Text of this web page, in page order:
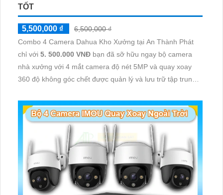
TỐT
5,500,000 ₫
6,500,000 ₫
Combo 4 Camera Dahua Kho Xưởng tại An Thành Phát
chỉ với 5. 500.000 VNĐ bạn đã sỡ hữu ngay bộ camera
nhà xưởng với 4 mắt camera độ nét 5MP và quay xoay
360 độ không góc chết được quản lý và lưu trữ tập trung